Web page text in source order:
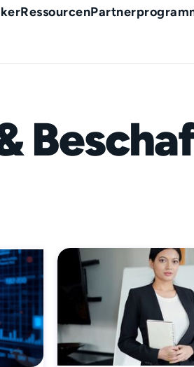
Ressourcen